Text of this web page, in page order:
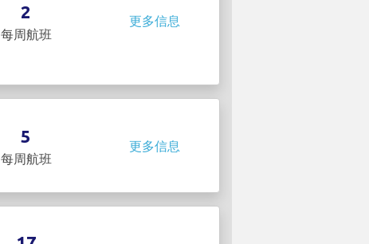
2
每周航班
更多信息
5
每周航班
更多信息